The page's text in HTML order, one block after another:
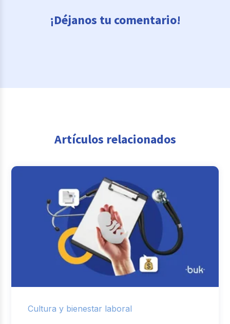
¡Déjanos tu comentario!
Artículos relacionados
Cultura y bienestar laboral